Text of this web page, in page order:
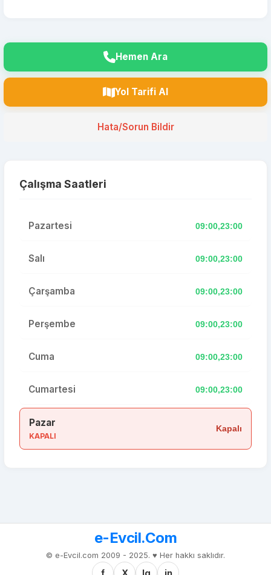
Hemen Ara
Yol Tarifi Al
Hata/Sorun Bildir
Çalışma Saatleri
Pazartesi 09:00,23:00
Salı 09:00,23:00
Çarşamba 09:00,23:00
Perşembe 09:00,23:00
Cuma 09:00,23:00
Cumartesi 09:00,23:00
Pazar
KAPALI
Kapalı
e-Evcil.Com
© e-Evcil.com 2009 - 2025. ♥️ Her hakkı saklıdır.
f X Ig in